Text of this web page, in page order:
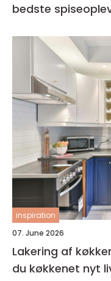
bedste
inspiration
07. June 2026
Lakering af køkkener
du køkkenet nyt